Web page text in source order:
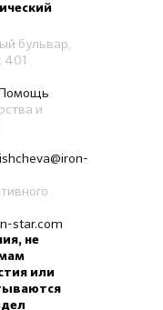
бульвар,
401
и
star.com
не
или